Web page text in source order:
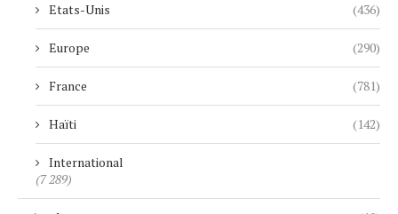
Etats-Unis (436)
Europe (290)
France (781)
Haïti (142)
International
(7 289)